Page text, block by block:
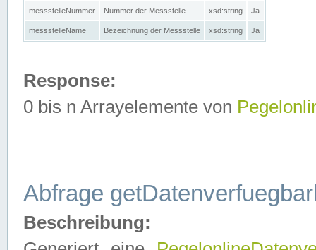
messstelleNummer Nummer der Messstelle xsd:string Ja
messstelleName Bezeichnung der Messstelle xsd:string Ja
Response:
0 bis n Arrayelemente von
Abfrage
Beschreibung: